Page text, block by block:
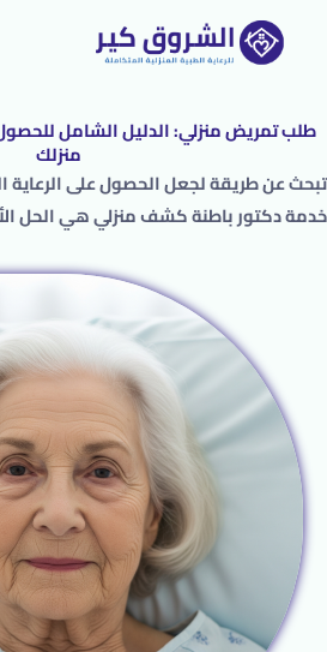
طلب تمريض منزلي: الدليل الشامل
منزلك
تبحث عن طريقة لجعل الحصول على الرعاية
خدمة دكتور باطنة كشف منزلي هي الحل